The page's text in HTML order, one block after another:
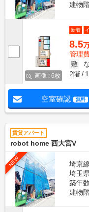
建物
画像 : 6枚
新着
8.5
管理
敷
2階
空室確認 無料
賃貸アパート
robot home 西大宮V
NEW
埼京
埼玉
築年数
建物